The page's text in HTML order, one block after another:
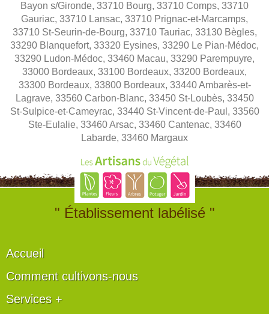
Bayon s/Gironde, 33710 Bourg, 33710 Comps, 33710
Gauriac, 33710 Lansac, 33710 Prignac-et-Marcamps,
33710 St-Seurin-de-Bourg, 33710 Tauriac, 33130 Bègles,
33290 Blanquefort, 33320 Eysines, 33290 Le Pian-Médoc,
33290 Ludon-Médoc, 33460 Macau, 33290 Parempuyre,
33000 Bordeaux, 33100 Bordeaux, 33200 Bordeaux,
33300 Bordeaux, 33800 Bordeaux, 33440 Ambarès-et-
Lagrave, 33560 Carbon-Blanc, 33450 St-Loubès, 33450
St-Sulpice-et-Cameyrac, 33440 St-Vincent-de-Paul, 33560
Ste-Eulalie, 33460 Arsac, 33460 Cantenac, 33460
Labarde, 33460 Margaux
" Établissement labélisé "
Accueil
Comment cultivons-nous
Services +